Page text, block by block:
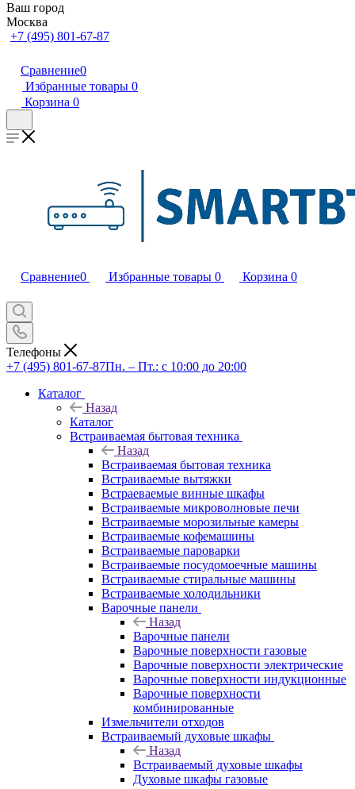
Ваш город
Москва
+7 (495) 801-67-87
Сравнение0
Избранные товары 0
Корзина 0
Сравнение0 Избранные товары 0 Корзина 0
Телефоны
+7 (495) 801-67-87Пн. – Пт.: с 10:00 до 20:00
Каталог
Назад
Каталог
Встраиваемая бытовая техника
Назад
Встраиваемая бытовая техника
Встраиваемые вытяжки
Встраеваемые винные шкафы
Встраиваемые микроволновые печи
Встраиваемые морозильные камеры
Встраиваемые кофемашины
Встраиваемые пароварки
Встраиваемые посудомоечные машины
Встраиваемые стиральные машины
Встраиваемые холодильники
Варочные панели
Назад
Варочные панели
Варочные поверхности газовые
Варочные поверхности электрические
Варочные поверхности индукционные
Варочные поверхности
комбинированные
Измельчители отходов
Встраиваемый духовые шкафы
Назад
Встраиваемый духовые шкафы
Духовые шкафы газовые